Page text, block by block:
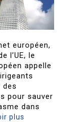
européen,
l’UE, le
appelle
des
pour sauver
dans
plus